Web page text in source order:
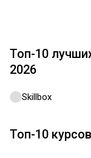
Топ-10
2026
Skillbox
Топ-10